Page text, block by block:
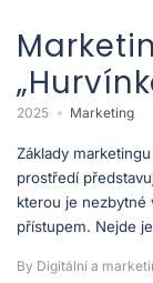
2025 Marketing
Základy
prostředí
kterou je nezbytné
přístupem. Nejde
By Digitální a